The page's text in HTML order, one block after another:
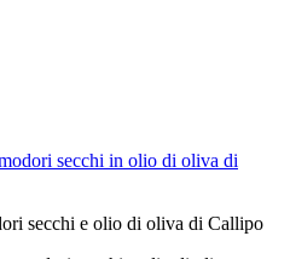
secchi in olio di oliva di